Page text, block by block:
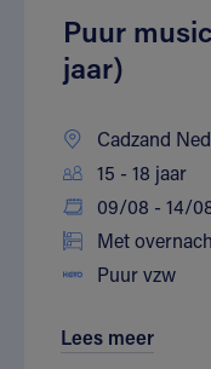
Puur
jaar)
Cadzand
15 - 18 jaar
09/08 - 14/
Met
Puur vzw
Lees meer